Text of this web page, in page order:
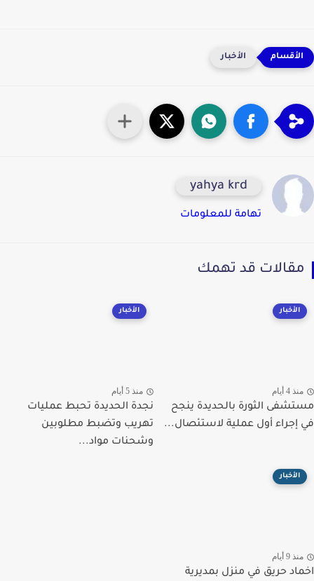
الأخبار
yahya krd
تهامة للمعلومات
قد تهمك
الأخبار
4 أيام
الثورة بالحديدة ينجح
أول عملية لاستئصال...
الأخبار
منذ 5 أيام
نجدة الحديدة تحبط عمليات
تهريب وتضبط مطلوبين
وشحنات مواد...
الأخبار
9 أيام
حريق في منزل بمديرية